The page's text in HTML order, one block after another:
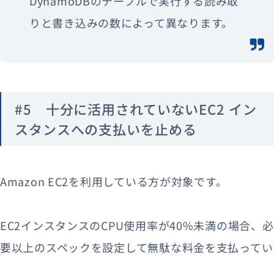
りと書き込みの数によって異なります。
#5 十分に活用されていないEC2 イン
スタンスへの支払いを止める
Amazon EC2を利用している方が対象です。
EC2インスタンスのCPU使用率が40%未満の場合、必
要以上のスペックを設定して無駄な料金を支払ってい